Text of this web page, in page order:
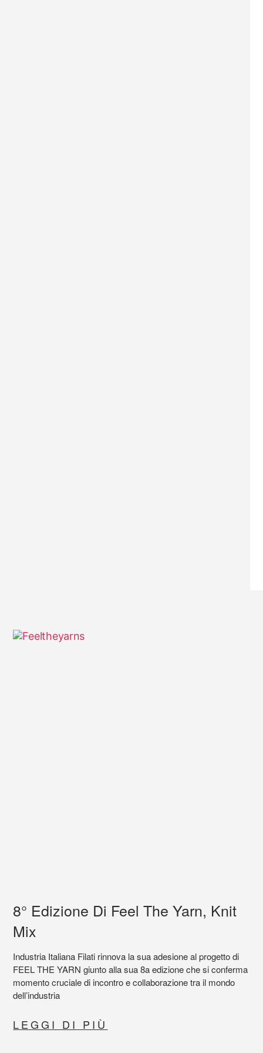
8° Edizione Di Feel The Yarn, Knit
Mix
Industria Italiana Filati rinnova la sua adesione al progetto di
FEEL THE YARN giunto alla sua 8a edizione che si conferma
momento cruciale di incontro e collaborazione tra il mondo
dell’industria
LEGGI DI PIÙ